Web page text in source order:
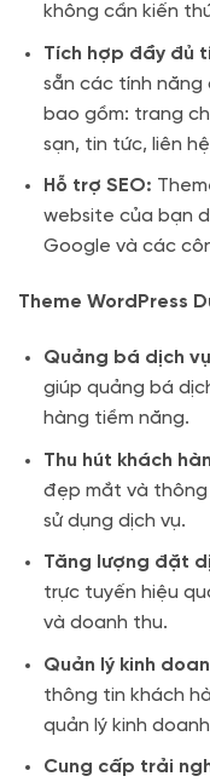
không cần kiến
Tích hợp đầy đủ
sẵn các tính
bao gồm: trang
sạn, tin tức, liên
Hỗ trợ SEO:
website của bạn
Google và các
Theme WordPress
Quảng bá dịch
giúp quảng bá
hàng tiềm năng.
Thu hút khách
đẹp mắt và
sử dụng dịch vụ.
Tăng lượng đặt
trực tuyến hiệu
và doanh thu.
Quản lý kinh
thông tin khách
quản lý kinh
Cung cấp trải